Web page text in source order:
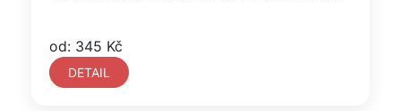
od: 345 Kč
DETAIL